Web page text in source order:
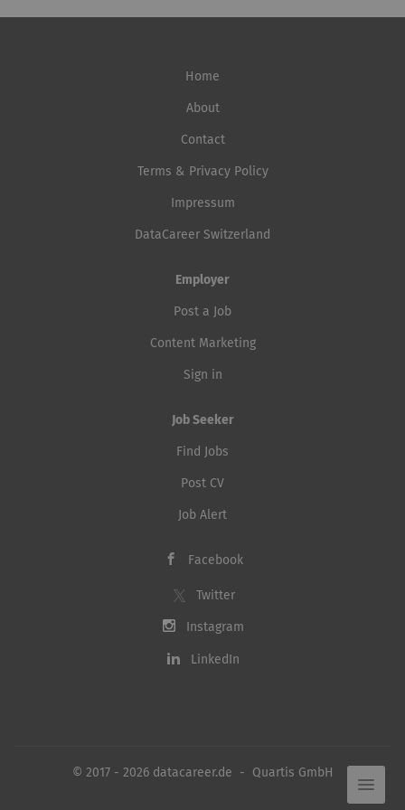
Home
About
Contact
Terms & Privacy Policy
Impressum
DataCareer Switzerland
Employer
Post a Job
Content Marketing
Sign in
Job Seeker
Find Jobs
Post CV
Job Alert
Facebook
Twitter
Instagram
LinkedIn
© 2017 - 2026 datacareer.de - Quartis GmbH